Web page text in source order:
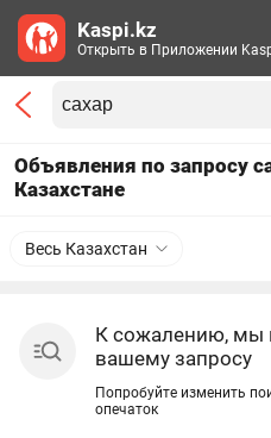
Объявления по запросу
Казахстане
Весь Казахстан
К сожалению, мы
вашему запросу
Попробуйте изменить
опечаток
Kaspi.kz
Открыть в Приложении